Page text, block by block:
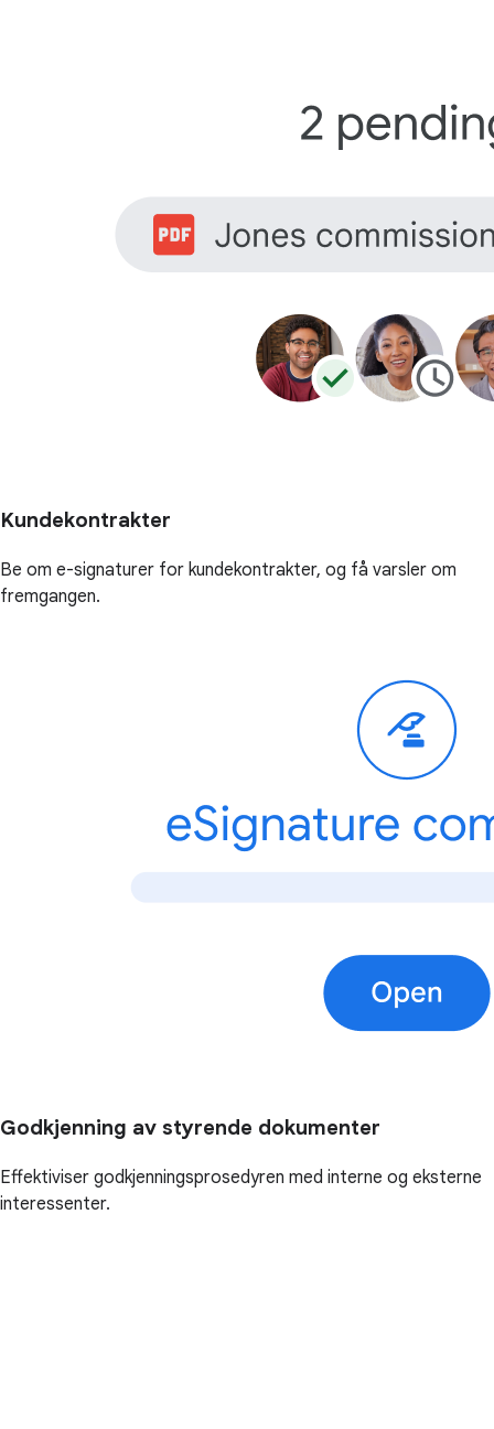
Kundekontrakter
Be om e-signaturer for kundekontrakter, og få varsler om
fremgangen.
Godkjenning av styrende dokumenter
Effektiviser godkjenningsprosedyren med interne og eksterne
interessenter.